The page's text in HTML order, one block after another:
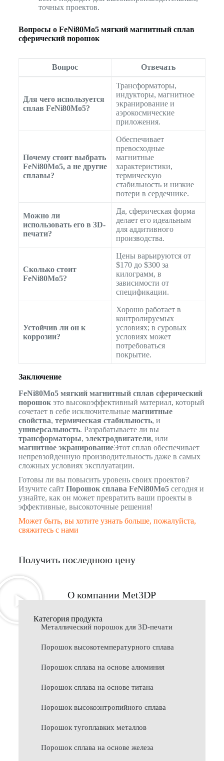
точных проектов.
Вопросы о FeNi80Mo5 мягкий магнитный сплав
сферический порошок
Вопрос Отвечать
Для чего используется
сплав FeNi80Mo5?
Трансформаторы,
индукторы, магнитное
экранирование и
аэрокосмические
приложения.
Почему стоит выбрать
FeNi80Mo5, а не другие
сплавы?
Обеспечивает
превосходные
магнитные
характеристики,
термическую
стабильность и низкие
потери в сердечнике.
Можно ли
использовать его в 3D-
печати?
Да, сферическая форма
делает его идеальным
для аддитивного
производства.
Сколько стоит
FeNi80Mo5?
Цены варьируются от
$170 до $300 за
килограмм, в
зависимости от
спецификации.
Устойчив ли он к
коррозии?
Хорошо работает в
контролируемых
условиях; в суровых
условиях может
потребоваться
покрытие.
Заключение
FeNi80Mo5 мягкий магнитный сплав сферический
порошокэто высокоэффективный материал, который
сочетает в себе исключительные магнитные
свойства, термическая стабильность, и
универсальность. Разрабатываете ли вы
трансформаторы, электродвигатели, или
магнитное экранированиеЭтот сплав обеспечивает
непревзойденную производительность даже в самых
сложных условиях эксплуатации.
Готовы ли вы повысить уровень своих проектов?
Изучите сайт Порошок сплава FeNi80Mo5сегодня и
узнайте, как он может превратить ваши проекты в
эффективные, высокоточные решения!
Может быть, вы хотите узнать больше, пожалуйста,
свяжитесь с нами
Получить последнюю цену
О компании Met3DP
Категория продукта
Металлический порошок для 3D-печати
Порошок высокотемпературного сплава
Порошок сплава на основе алюминия
Порошок сплава на основе титана
Порошок высокоэнтропийного сплава
Порошок тугоплавких металлов
Порошок сплава на основе железа